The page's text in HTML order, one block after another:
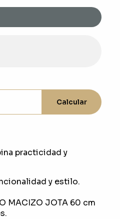
Calcular
practicidad y
y estilo.
MACIZO JOTA 60 cm